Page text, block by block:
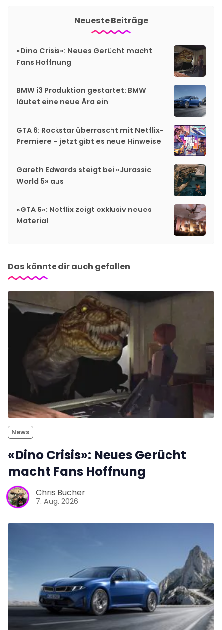
Neueste Beiträge
«Dino Crisis»: Neues Gerücht macht
Fans Hoffnung
BMW i3 Produktion gestartet: BMW
läutet eine neue Ära ein
GTA 6: Rockstar überrascht mit Netflix-
Premiere – jetzt gibt es neue Hinweise
Gareth Edwards steigt bei «Jurassic
World 5» aus
«GTA 6»: Netflix zeigt exklusiv neues
Material
Das könnte dir auch gefallen
News
«Dino Crisis»: Neues Gerücht
macht Fans Hoffnung
Chris Bucher
7. Aug. 2026